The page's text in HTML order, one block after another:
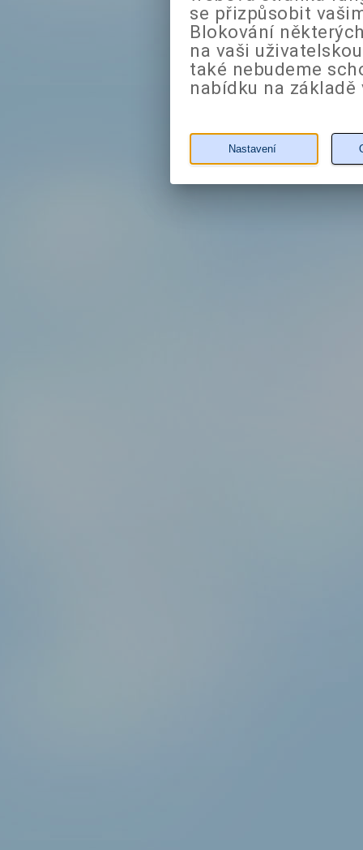
se přizpůsobit
Blokování
na vaši
také nebudeme
nabídku na
Nastavení